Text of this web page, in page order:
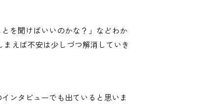
を聞けばいいのかな？」などわか
えば不安は少しづつ解消していき
ンタビューでも出ていると思いま